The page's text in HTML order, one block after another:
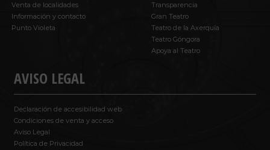
Venta de localidades
Información y contacto
Punto Violeta
AVISO LEGAL
Declaración de accesibilidad web
Condiciones de venta y acceso
Aviso Legal
Política de Privacidad
Transparencia
Gran Teatro
Teatro de la Axerquía
Teatro Góngora
Apoya al Teatro